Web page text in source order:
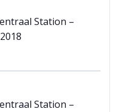
Station –
Station –